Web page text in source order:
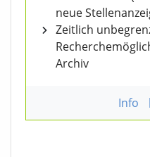
neue
Zeitlich
Archiv
Info |